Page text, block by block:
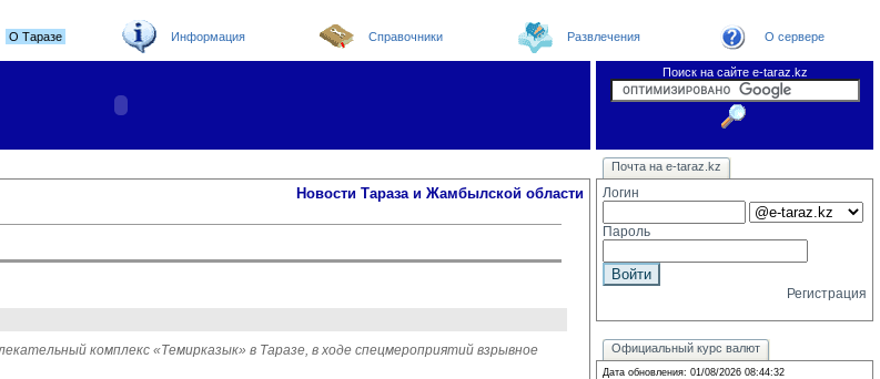
О Таразе Информация Справочники Развлечения О сервере
Поиск на сайте e-taraz.kz
Новости Погода в Таразе
Телефоный справочник
Видеоконференция
Новости e-taraz
Новости Тараза и Жамбылской области
комплекс «Темирказык» в Таразе, в ходе спецмероприятий взрывное
Почта на e-taraz.kz
Логин
Пароль
Регистрация
Официальный курс валют
Дата обновления: 01/08/2026 08:44:32